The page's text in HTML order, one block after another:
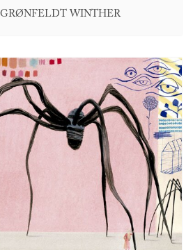
GRØNFELDT WINTHER